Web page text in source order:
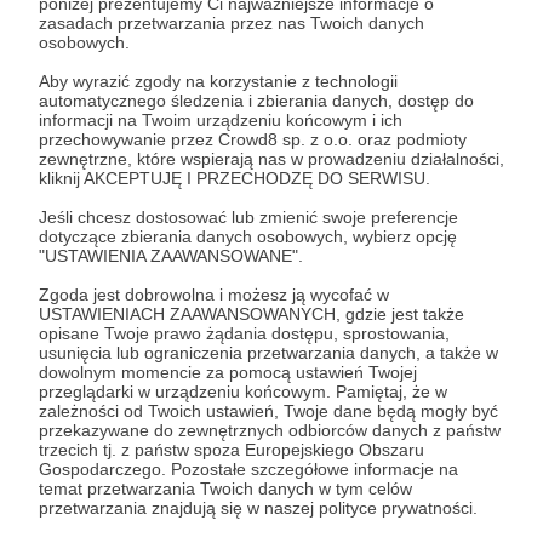
zasadach przetwarzania przez nas Twoich danych
osobowych.
Aby wyrazić zgody na korzystanie z technologii
automatycznego śledzenia i zbierania danych, dostęp do
informacji na Twoim urządzeniu końcowym i ich
przechowywanie przez Crowd8 sp. z o.o. oraz podmioty
zewnętrzne, które wspierają nas w prowadzeniu działalności,
kliknij AKCEPTUJĘ I PRZECHODZĘ DO SERWISU.
Jeśli chcesz dostosować lub zmienić swoje preferencje
dotyczące zbierania danych osobowych, wybierz opcję
"USTAWIENIA ZAAWANSOWANE".
Zgoda jest dobrowolna i możesz ją wycofać w
USTAWIENIACH ZAAWANSOWANYCH, gdzie jest także
opisane Twoje prawo żądania dostępu, sprostowania,
usunięcia lub ograniczenia przetwarzania danych, a także w
dowolnym momencie za pomocą ustawień Twojej
przeglądarki w urządzeniu końcowym. Pamiętaj, że w
zależności od Twoich ustawień, Twoje dane będą mogły być
przekazywane do zewnętrznych odbiorców danych z państw
trzecich tj. z państw spoza Europejskiego Obszaru
Gospodarczego. Pozostałe szczegółowe informacje na
temat przetwarzania Twoich danych w tym celów
przetwarzania znajdują się w naszej polityce prywatności.
„Jolanta i ogień” (nominowana do tej nagrody
jeszcze trzy razy), oraz finalistką Międzynarodowej
Reportaż Literacki (2015).
W tym miejscu powinna być zewnętrzna
treść
Aby zobaczyć treść musisz zmienić ustawienia
polityki prywatności